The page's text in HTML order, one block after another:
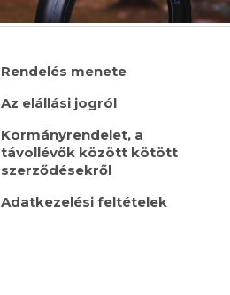
Rendelés menete
Az elállási jogról
Kormányrendelet, a
távollévők között kötött
szerződésekről
Adatkezelési feltételek